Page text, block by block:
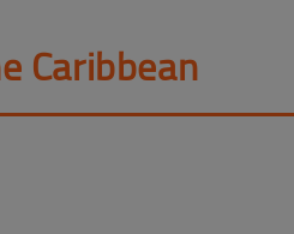
Caribbean